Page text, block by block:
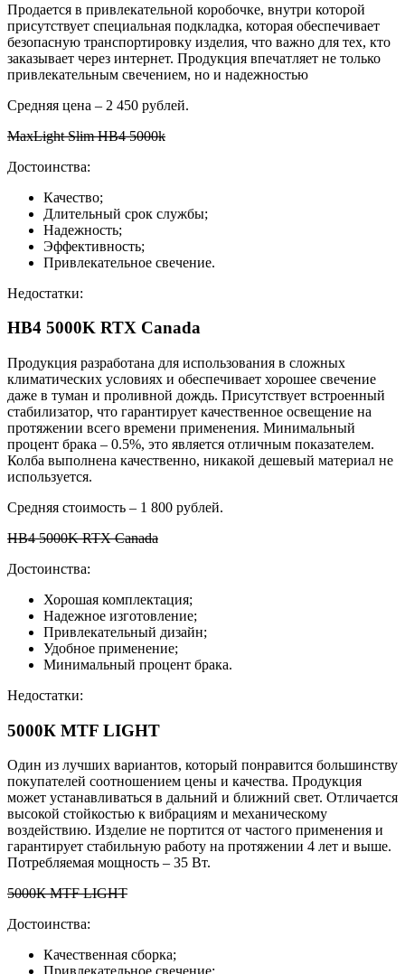
Продается в привлекательной коробочке, внутри которой
присутствует специальная подкладка, которая обеспечивает
безопасную транспортировку изделия, что важно для тех, кто
заказывает через интернет. Продукция впечатляет не только
привлекательным свечением, но и надежностью
Средняя цена – 2 450 рублей.
MaxLight Slim HB4 5000k
Достоинства:
Качество;
Длительный срок службы;
Надежность;
Эффективность;
Привлекательное свечение.
Недостатки:
HB4 5000K RTX Canada
Продукция разработана для использования в сложных
климатических условиях и обеспечивает хорошее свечение
даже в туман и проливной дождь. Присутствует встроенный
стабилизатор, что гарантирует качественное освещение на
протяжении всего времени применения. Минимальный
процент брака – 0.5%, это является отличным показателем.
Колба выполнена качественно, никакой дешевый материал не
используется.
Средняя стоимость – 1 800 рублей.
HB4 5000K RTX Canada
Достоинства:
Хорошая комплектация;
Надежное изготовление;
Привлекательный дизайн;
Удобное применение;
Минимальный процент брака.
Недостатки:
5000К MTF LIGHT
Один из лучших вариантов, который понравится большинству
покупателей соотношением цены и качества. Продукция
может устанавливаться в дальний и ближний свет. Отличается
высокой стойкостью к вибрациям и механическому
воздействию. Изделие не портится от частого применения и
гарантирует стабильную работу на протяжении 4 лет и выше.
Потребляемая мощность – 35 Вт.
5000К MTF LIGHT
Достоинства:
Качественная сборка;